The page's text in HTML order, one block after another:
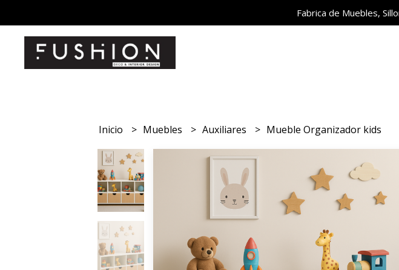
Fabrica de Muebles,
Inicio Muebles Auxiliares Mueble Organizador kids